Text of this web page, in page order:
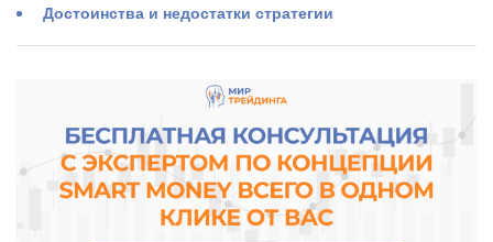
Достоинства и недостатки стратегии